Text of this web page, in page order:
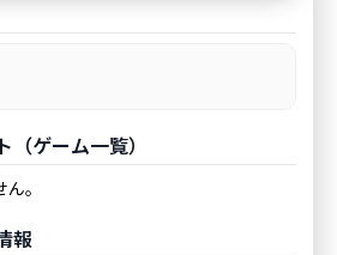
ゲーム一覧）
。
報